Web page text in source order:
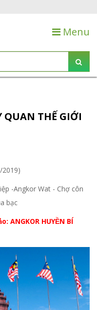
Menu
QUAN THẾ GIỚI
2019)
-Angkor Wat - Chợ côn
bạc
HUYỀN BÍ